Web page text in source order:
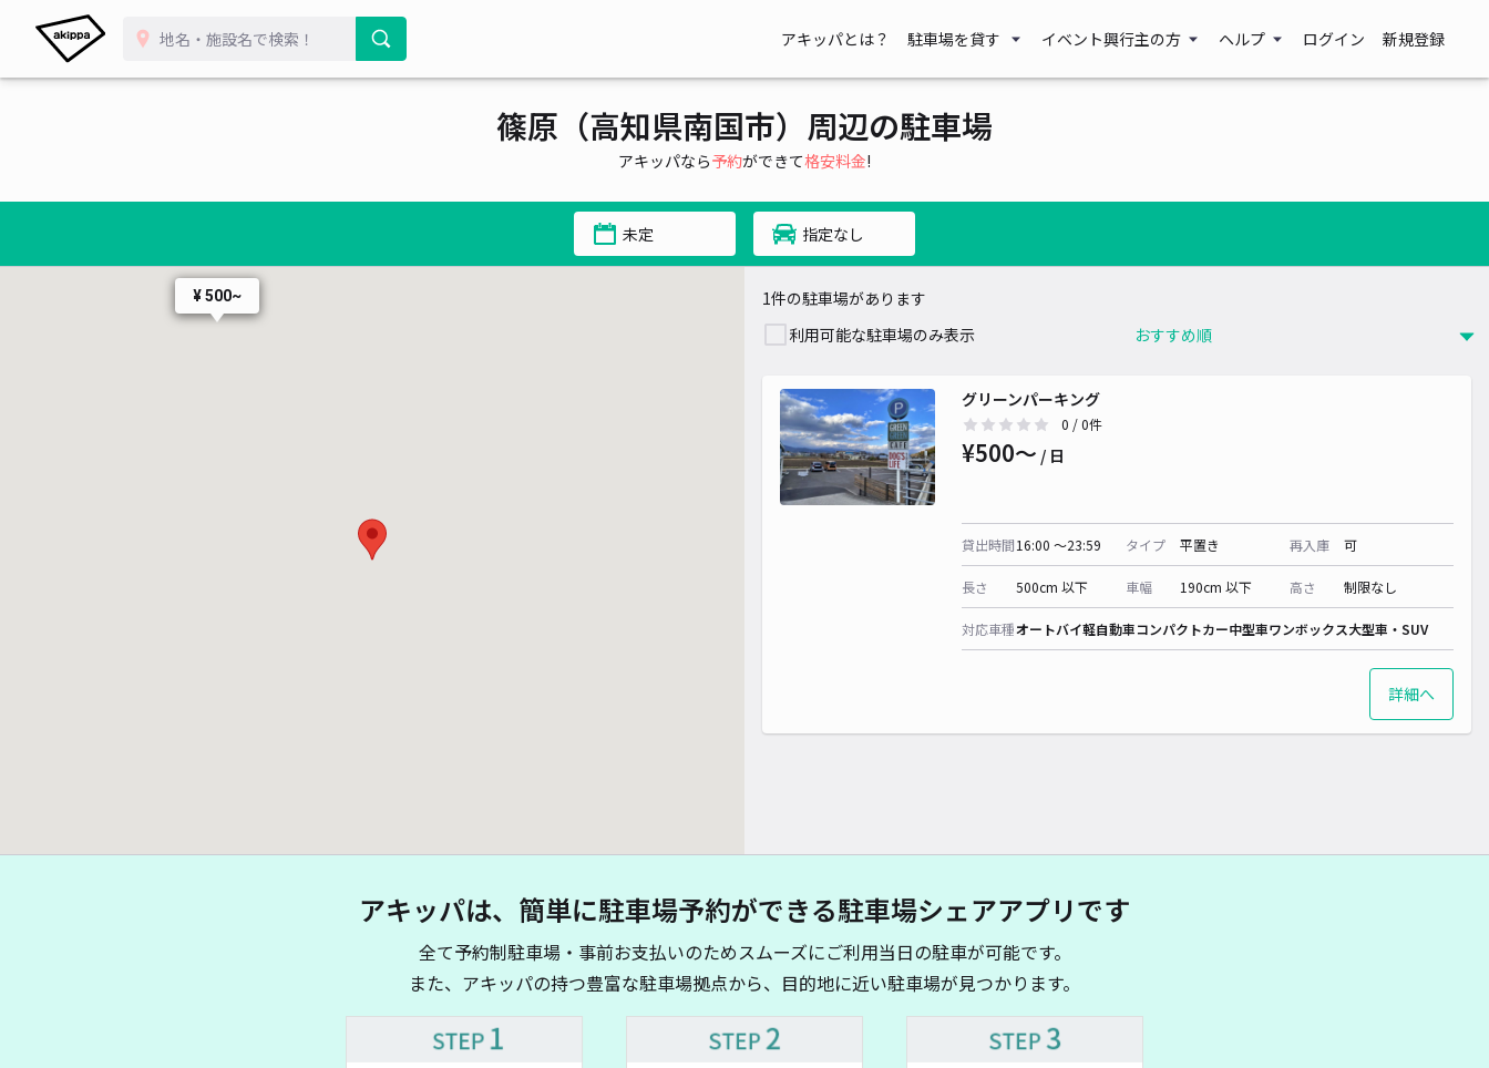
アキッパとは？ 駐車場を貸す イベント興行主の方 ヘルプ ログイン 新規登録
篠原（高知県南国市）周辺の駐車場
アキッパなら予約ができて格安料金!
未定 指定なし
¥ 500~
1件の駐車場があります
利用可能な駐車場のみ表示
グリーンパーキング
0 / 0件
¥500〜 / 日
貸出時間16:00 〜23:59 タイプ 平置き 再入庫 可
長さ 500cm 以下 車幅 190cm 以下 高さ 制限なし
対応車種オートバイ軽自動車コンパクトカー中型車ワンボックス大型車・SUV
詳細へ
アキッパは、簡単に駐車場予約ができる駐車場シェアアプリです
全て予約制駐車場・事前お支払いのためスムーズにご利用当日の駐車が可能です。
また、アキッパの持つ豊富な駐車場拠点から、目的地に近い駐車場が見つかります。